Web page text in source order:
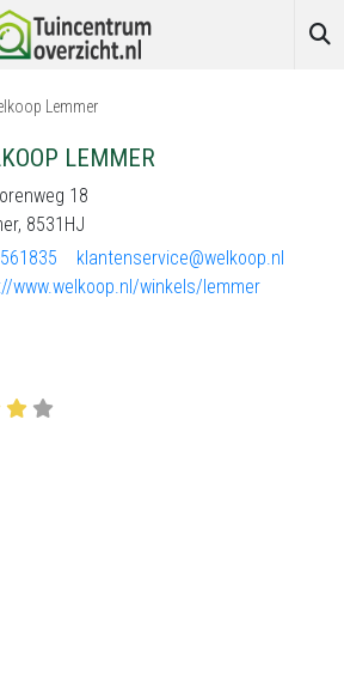
Lemmer
LEMMER
18
8531HJ
klantenservice@welkoop.nl
www.welkoop.nl/winkels/lemmer